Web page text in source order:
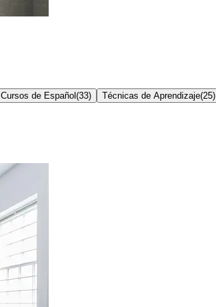
Cursos de Español (33) Técnicas de Aprendizaje(25)